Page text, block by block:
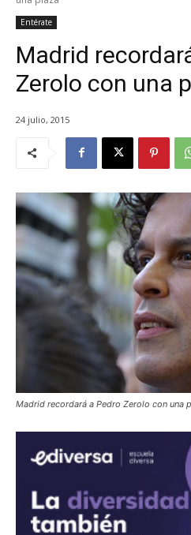
Entérate
Madrid
Zerolo con una
24 julio, 2015
Madrid recordará a Pedro Zerolo con una